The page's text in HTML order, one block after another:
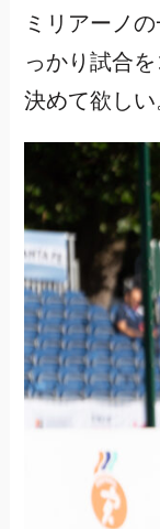
ミリアーノ
っかり試合
決めて欲しい